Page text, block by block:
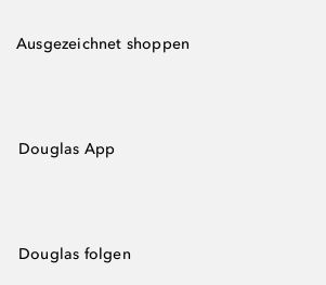
Ausgezeichnet shoppen
Douglas App
Douglas folgen